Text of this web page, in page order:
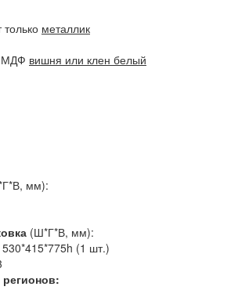
только металлик
МДФ вишня или клен белый
мм):
(Ш*Г*В, мм):
(1 шт.)
регионов: